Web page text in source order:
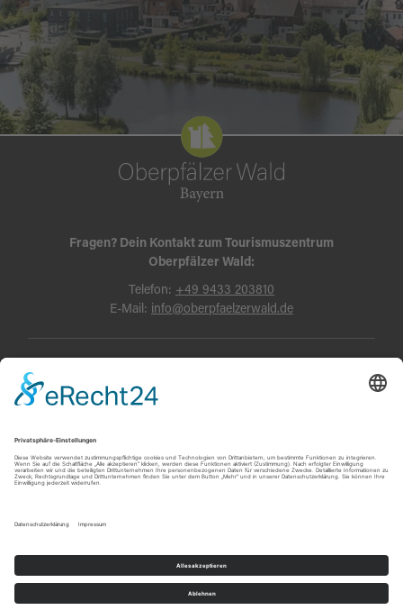
Fragen? Dein Kontakt zum Tourismuszentrum
Oberpfälzer Wald:
Telefon: +49 9433 203810
E-Mail: info@oberpfaelzerwald.de
Datenschutz AGB und Reisebedingungen